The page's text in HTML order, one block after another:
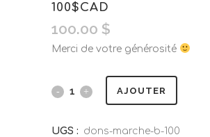
100$CAD
100.00 $
Merci de votre générosité
AJOUTER
UGS : dons-marche-b-100